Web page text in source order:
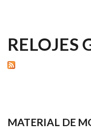
RELOJES
MATERIAL DE